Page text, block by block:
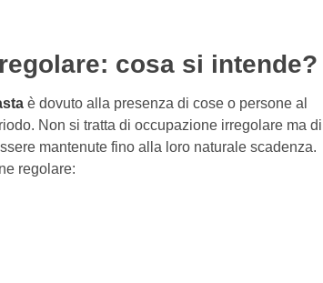
cosa si intende?
è dovuto alla presenza di cose o persone al
Non si tratta di occupazione irregolare ma di
mantenute fino alla loro naturale scadenza.
regolare: